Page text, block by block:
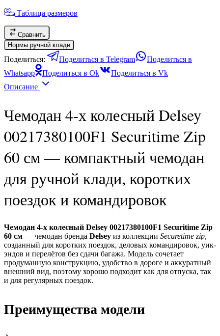
Таблица размеров
Сравнить
Нормы ручной клади
Поделиться: Поделиться в Telegram
Поделиться в
Whatsapp
Поделиться в Ok
Поделиться в Vk
Описание
Чемодан 4-х колесный Delsey
00217380100F1 Securitime Zip
60 см — компактный чемодан
для ручной клади, коротких
поездок и командировок
Чемодан 4-х колесный Delsey 00217380100F1 Securitime Zip
60 см — чемодан бренда Delsey из коллекции Securetime zip,
созданный для коротких поездок, деловых командировок, уик-
эндов и перелётов без сдачи багажа. Модель сочетает
продуманную конструкцию, удобство в дороге и аккуратный
внешний вид, поэтому хорошо подходит как для отпуска, так
и для регулярных поездок.
Преимущества модели